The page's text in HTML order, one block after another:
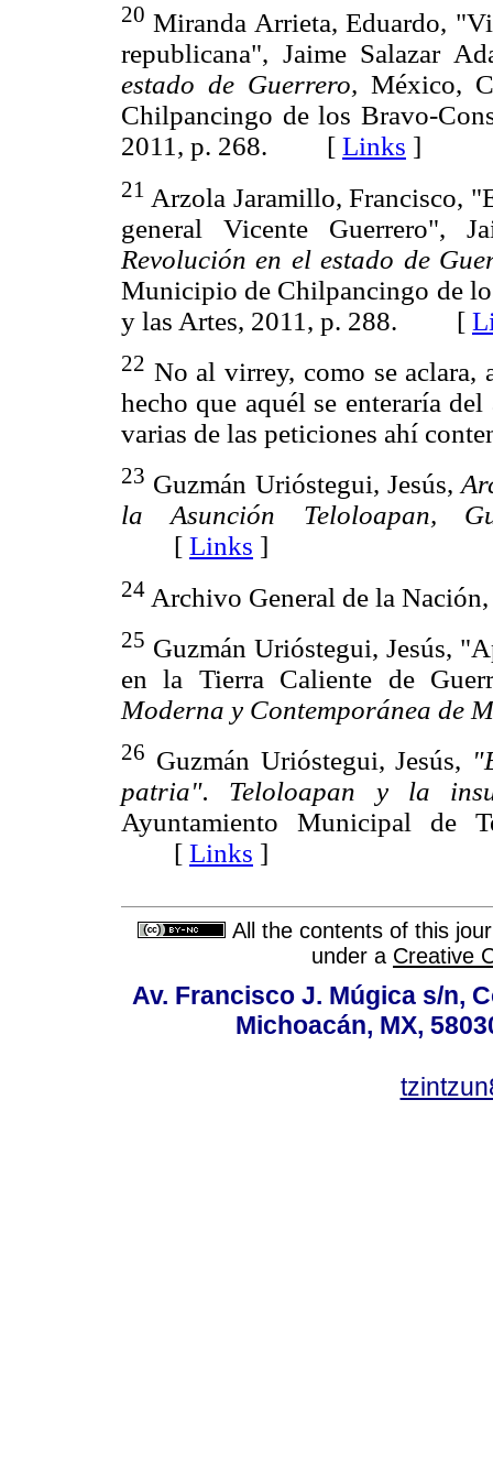
20 Miranda Arrieta, Eduardo,
republicana", Jaime Salazar
estado de Guerrero, México,
Chilpancingo de los Bravo-
2011, p. 268. [ Links ]
21 Arzola Jaramillo, Francisco,
general Vicente Guerrero",
Revolución en el estado de
Municipio de Chilpancingo de
y las Artes, 2011, p. 288. [
22 No al virrey, como se aclara,
hecho que aquél se enteraría
varias de las peticiones ahí
23 Guzmán Urióstegui, Jesús,
la Asunción Teloloapan,
[ Links ]
24 Archivo General de la
25 Guzmán Urióstegui, Jesús,
en la Tierra Caliente de
Moderna y Contemporánea de
26 Guzmán Urióstegui, Jesús,
patria". Teloloapan y la
Ayuntamiento Municipal de
[ Links ]
All the contents of this
under a Creative
Av. Francisco J. Múgica s/n,
Michoacán, MX,